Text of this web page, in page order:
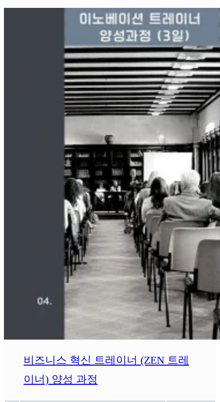
비즈니스 혁신 트레이너 (ZEN 트레
이너) 양성 과정